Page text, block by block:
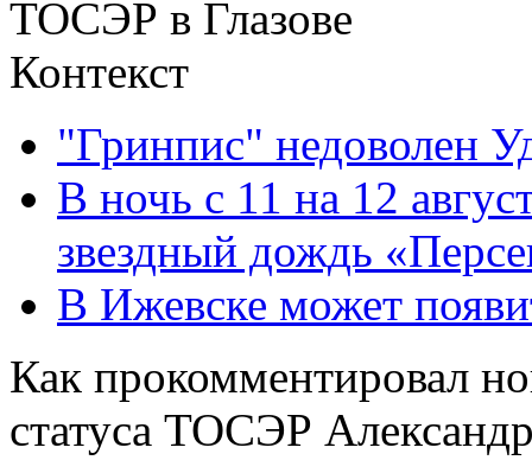
Контекст
"Гринпис" недоволен
В ночь с 11 на 12
звездный дождь
В Ижевске может
Как прокомментировал
статуса ТОСЭР